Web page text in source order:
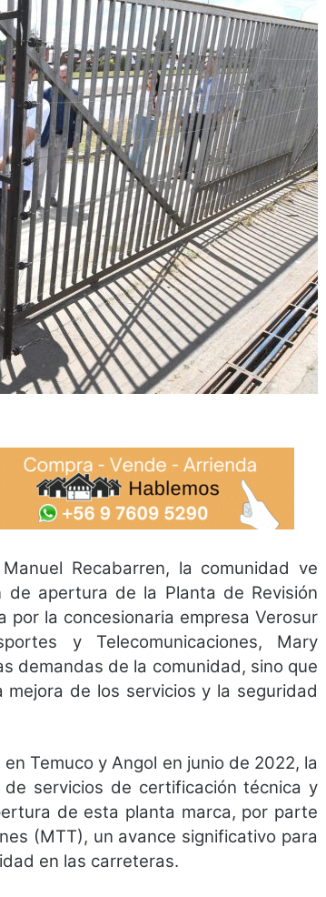
Recabarren, la comunidad ve
apertura de la Planta de Revisión
por la concesionaria empresa Verosur
y Telecomunicaciones, Mary
demandas de la comunidad, sino que
de los servicios y la seguridad
Temuco y Angol en junio de 2022, la
servicios de certificación técnica y
de esta planta marca, por parte
(MTT), un avance significativo para
en las carreteras.